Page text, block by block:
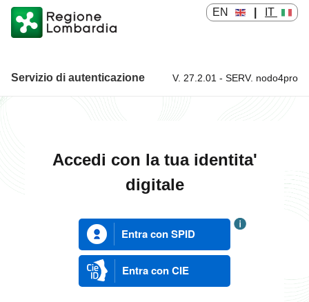
EN IT
Servizio di autenticazione Servizio di autenticazione
V. 27.2.01 - SERV. nodo4pro
Accedi con la tua identita'
digitale
Entra con SPID
Entra con CIE